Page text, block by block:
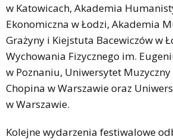
w Katowicach, Akademia
Ekonomiczna w Łodzi, Akademia
Grażyny i Kiejstuta Bacewiczów w
Wychowania Fizycznego im.
w Poznaniu, Uniwersytet
Chopina w Warszawie oraz
w Warszawie.
Kolejne wydarzenia festiwalowe